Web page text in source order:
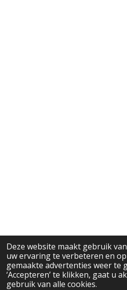
Deze website maakt gebruik
uw ervaring te verbeteren en
gemaakte advertenties weer te
‘Accepteren’ te klikken, gaat u
gebruik van alle cookies.